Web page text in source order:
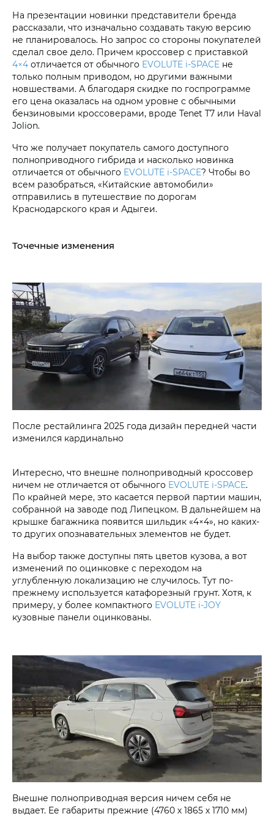
На презентации новинки представители бренда
рассказали, что изначально создавать такую версию
не планировалось. Но запрос со стороны покупателей
сделал свое дело. Причем кроссовер с приставкой
4×4 отличается от обычного EVOLUTE i‑SPACE не
только полным приводом, но другими важными
новшествами. А благодаря скидке по госпрограмме
его цена оказалась на одном уровне с обычными
бензиновыми кроссоверами, вроде Tenet T7 или Haval
Jolion.
Что же получает покупатель самого доступного
полноприводного гибрида и насколько новинка
отличается от обычного EVOLUTE i‑SPACE? Чтобы во
всем разобраться, «Китайские автомобили»
отправились в путешествие по дорогам
Краснодарского края и Адыгеи.
Точечные изменения
После рестайлинга 2025 года дизайн передней части
изменился кардинально
Интересно, что внешне полноприводный кроссовер
ничем не отличается от обычного EVOLUTE i‑SPACE.
По крайней мере, это касается первой партии машин,
собранной на заводе под Липецком. В дальнейшем на
крышке багажника появится шильдик «4×4», но каких-
то других опознавательных элементов не будет.
На выбор также доступны пять цветов кузова, а вот
изменений по оцинковке с переходом на
углубленную локализацию не случилось. Тут по-
прежнему используется катафорезный грунт. Хотя, к
примеру, у более компактного EVOLUTE i‑JOY
кузовные панели оцинкованы.
Внешне полноприводная версия ничем себя не
выдает. Ее габариты прежние (4760 х 1865 х 1710 мм)